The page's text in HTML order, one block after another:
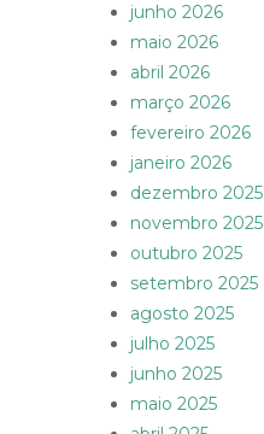
junho 2026
maio 2026
abril 2026
março 2026
fevereiro 2026
janeiro 2026
dezembro 2025
novembro 2025
outubro 2025
setembro 2025
agosto 2025
julho 2025
junho 2025
maio 2025